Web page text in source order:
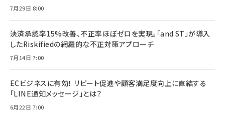
7月29日 8:00
決済承認率15%改善、不正率ほぼゼロを実現。「and ST」が導入
したRiskifiedの網羅的な不正対策アプローチ
7月14日 7:00
ECビジネスに有効！ リピート促進や顧客満足度向上に直結する
「LINE通知メッセージ」とは？
6月22日 7:00